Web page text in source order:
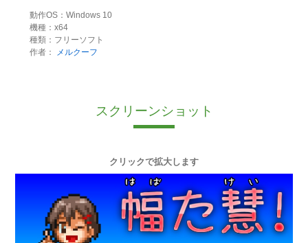
動作OS：Windows 10
機種：x64
種類：フリーソフト
作者：
メルクーフ
スクリーンショット
クリックで拡大します